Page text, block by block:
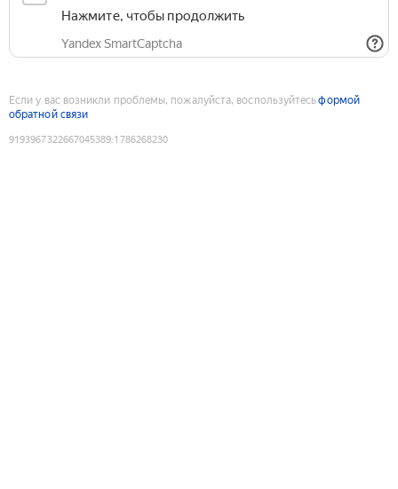
Нажмите, чтобы продолжить
Yandex SmartCaptcha
Если у вас возникли проблемы, пожалуйста, воспользуйтесьформой
обратной связи
9193967322667045389:1786268230